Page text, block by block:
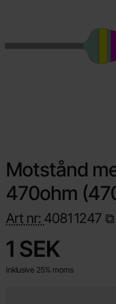
Motstånd
470ohm
Art nr: 40811247
pris
1 SEK
Inklusive 25% moms